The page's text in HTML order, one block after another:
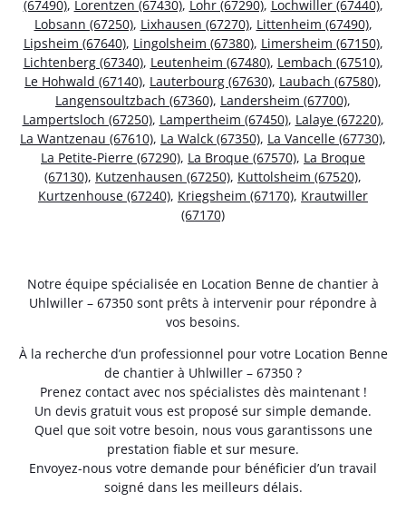
(67490), Lorentzen (67430), Lohr (67290), Lochwiller (67440),
Lobsann (67250), Lixhausen (67270), Littenheim (67490),
Lipsheim (67640), Lingolsheim (67380), Limersheim (67150),
Lichtenberg (67340), Leutenheim (67480), Lembach (67510),
Le Hohwald (67140), Lauterbourg (67630), Laubach (67580),
Langensoultzbach (67360), Landersheim (67700),
Lampertsloch (67250), Lampertheim (67450), Lalaye (67220),
La Wantzenau (67610), La Walck (67350), La Vancelle (67730),
La Petite-Pierre (67290), La Broque (67570), La Broque
(67130), Kutzenhausen (67250), Kuttolsheim (67520),
Kurtzenhouse (67240), Kriegsheim (67170), Krautwiller
(67170)
Notre équipe spécialisée en Location Benne de chantier à
Uhlwiller – 67350 sont prêts à intervenir pour répondre à
vos besoins.
À la recherche d’un professionnel pour votre Location Benne
de chantier à Uhlwiller – 67350 ?
Prenez contact avec nos spécialistes dès maintenant !
Un devis gratuit vous est proposé sur simple demande.
Quel que soit votre besoin, nous vous garantissons une
prestation fiable et sur mesure.
Envoyez-nous votre demande pour bénéficier d’un travail
soigné dans les meilleurs délais.